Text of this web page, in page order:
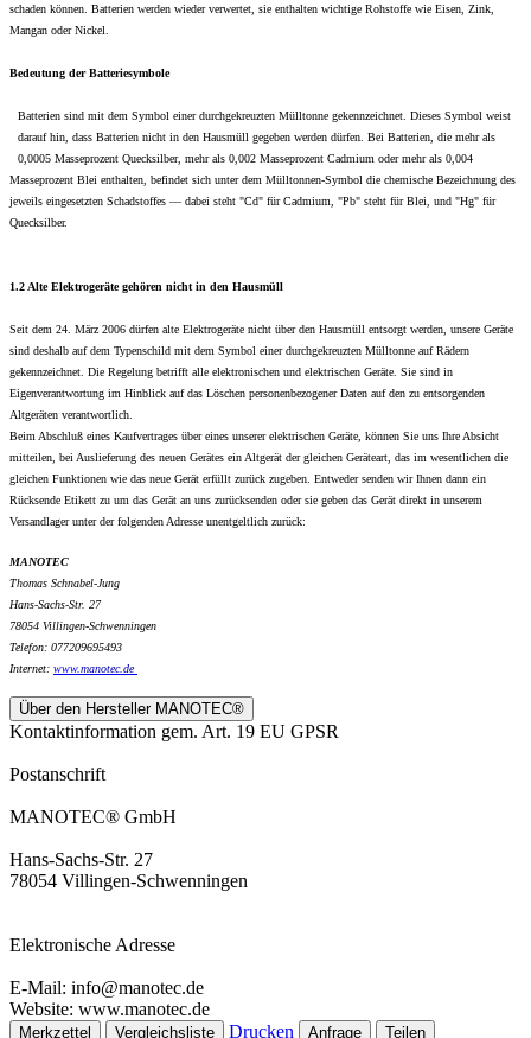
schaden können. Batterien werden wieder verwertet, sie enthalten wichtige Rohstoffe wie Eisen, Zink,
Mangan oder Nickel.
Bedeutung der Batteriesymbole
Batterien sind mit dem Symbol einer durchgekreuzten Mülltonne gekennzeichnet. Dieses Symbol weist
darauf hin, dass Batterien nicht in den Hausmüll gegeben werden dürfen. Bei Batterien, die mehr als
0,0005 Masseprozent Quecksilber, mehr als 0,002 Masseprozent Cadmium oder mehr als 0,004
Masseprozent Blei enthalten, befindet sich unter dem Mülltonnen-Symbol die chemische Bezeichnung des
jeweils eingesetzten Schadstoffes — dabei steht "Cd" für Cadmium, "Pb" steht für Blei, und "Hg" für
Quecksilber.
1.2 Alte Elektrogeräte gehören nicht in den Hausmüll
Seit dem 24. März 2006 dürfen alte Elektrogeräte nicht über den Hausmüll entsorgt werden, unsere Geräte
sind deshalb auf dem Typenschild mit dem Symbol einer durchgekreuzten Mülltonne auf Rädern
gekennzeichnet. Die Regelung betrifft alle elektronischen und elektrischen Geräte. Sie sind in
Eigenverantwortung im Hinblick auf das Löschen personenbezogener Daten auf den zu entsorgenden
Altgeräten verantwortlich.
Beim Abschluß eines Kaufvertrages über eines unserer elektrischen Geräte, können Sie uns Ihre Absicht
mitteilen, bei Auslieferung des neuen Gerätes ein Altgerät der gleichen Geräteart, das im wesentlichen die
gleichen Funktionen wie das neue Gerät erfüllt zurück zugeben. Entweder senden wir Ihnen dann ein
Rücksende Etikett zu um das Gerät an uns zurücksenden oder sie geben das Gerät direkt in unserem
Versandlager unter der folgenden Adresse unentgeltlich zurück:
MANOTEC
Thomas Schnabel-Jung
Hans-Sachs-Str. 27
78054 Villingen-Schwenningen
Telefon: 077209695493
Internet: www.manotec.de
Über den Hersteller MANOTEC®
Kontaktinformation gem. Art. 19 EU GPSR
Postanschrift
MANOTEC® GmbH
Hans-Sachs-Str. 27
78054 Villingen-Schwenningen
Elektronische Adresse
E-Mail: info@manotec.de
Website: www.manotec.de
Merkzettel Vergleichsliste Drucken Anfrage Teilen